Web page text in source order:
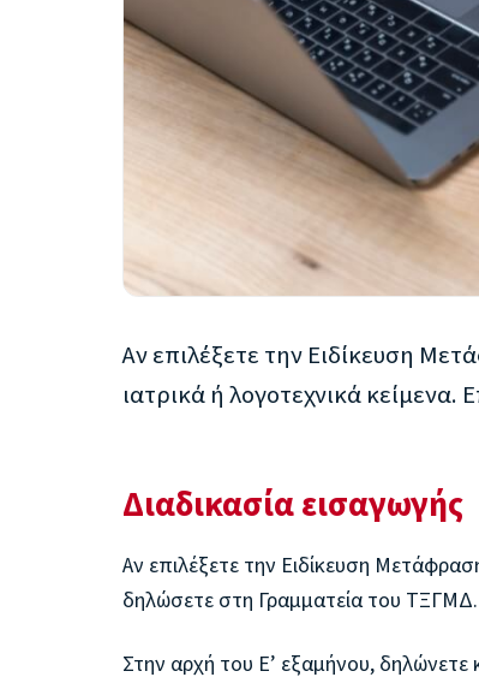
Αν επιλέξετε την Ειδίκευση
ιατρικά ή λογοτεχνικά
Διαδικασία εισαγωγής
Αν επιλέξετε την Ειδίκευση
δηλώσετε στη Γραμματεία του ΤΞΓΜΔ.
Στην αρχή του Ε’ εξαμήνου,